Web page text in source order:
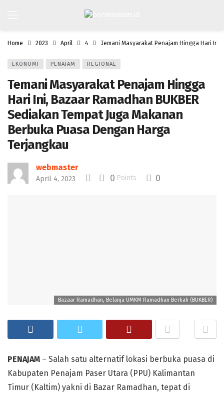
Home 2023 April 4 Temani Masyarakat Penajam Hingga Hari Ini,
EKONOMI PENAJAM REGIONAL
Temani Masyarakat Penajam Hingga
Hari Ini, Bazaar Ramadhan BUKBER
Sediakan Tempat Juga Makanan
Berbuka Puasa Dengan Harga
Terjangkau
webmaster
April 4, 2023 0 Points 0
Bazaar Ramadhan, Belanja UMKM Ramadhan Berkah (BUKBER)
PENAJAM – Salah satu alternatif lokasi berbuka puasa di
Kabupaten Penajam Paser Utara (PPU) Kalimantan
Timur (Kaltim) yakni di Bazar Ramadhan, tepat di